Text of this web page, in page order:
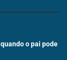
o pai pode